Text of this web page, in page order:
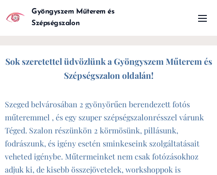
Gyöngyszem Műterem és
Szépségszalon
Sok szeretettel üdvözlünk a Gyöngyszem Műterem és
Szépségszalon oldalán!
Szeged belvárosában 2 gyönyörűen berendezett fotós
műteremmel , és egy szuper szépségszalonrésszel várunk
Téged. Szalon részünkön 2 körmösünk, pillásunk,
fodrászunk, és igény esetén sminkeseink szolgáltatásait
veheted igénybe. Műtermeinket nem csak fotózásokhoz
adjuk ki, de kisebb összejövetelek, workshoppok is